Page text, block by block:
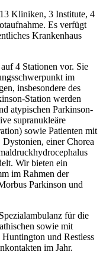
Kliniken, 3 Institute, 4
Es verfügt
Krankenhaus
4 Stationen vor. Sie
im
insbesondere des
Station werden
atypischen Parkinson-
supranukleäre
sowie Patienten mit
einer Chorea
Wir bieten ein
im Rahmen der
Parkinson und
für die
sowie mit
und Restless
im Jahr.